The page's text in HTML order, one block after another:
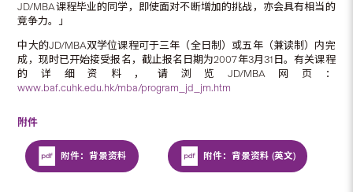
JD/MBA课程毕业的同学，即使面对不断增加的挑战，亦会具有相当的
竞争力。」
中大的JD/MBA双学位课程可于三年（全日制）或五年（兼读制）内完
成，现时已开始接受报名，截止报名日期为2007年3月31日。有关课程
的详细资料，请浏览JD/MBA网页：
www.baf.cuhk.edu.hk/mba/program_jd_jm.htm
附件
附件：背景资料 附件：背景资料 (英文)